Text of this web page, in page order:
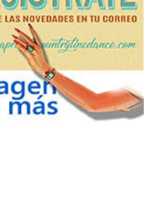
completo a la web. Puedes
de vídeos tutoriales y
te apetezca. Recibirás en tu
tanto en el blog, como
momento puedes dar de baja
sin dejar de estar registrado.